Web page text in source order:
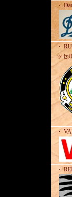
・
・
ッセ
・
・